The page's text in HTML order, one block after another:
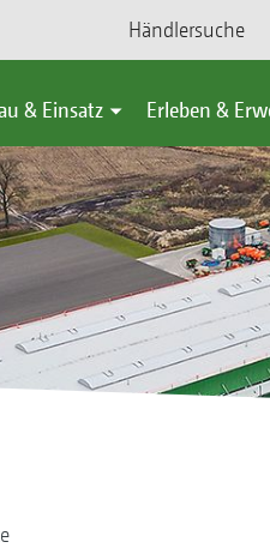
Händlersuche
& Einsatz Erleben &